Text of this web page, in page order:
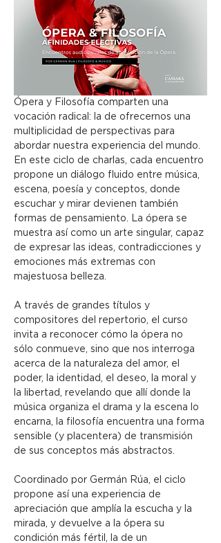
Ópera y Filosofía comparten una
vocación radical: la de ofrecernos una
multiplicidad de perspectivas para
abordar nuestra experiencia del mundo.
En este ciclo de charlas, cada encuentro
propone un diálogo fluido entre música,
escena, poesía y conceptos, donde
escuchar y mirar devienen también
formas de pensamiento. La ópera se
muestra así como un arte singular, capaz
de expresar las ideas, contradicciones y
emociones más extremas con
majestuosa belleza.
A través de grandes títulos y
compositores del repertorio, el curso
invita a reconocer cómo la ópera no
sólo conmueve, sino que nos interroga
acerca de la naturaleza del amor, el
poder, la identidad, el deseo, la moral y
la libertad, revelando que allí donde la
música organiza el drama y la escena lo
encarna, la filosofía encuentra una forma
sensible (y placentera) de transmisión
de sus conceptos más abstractos.
Coordinado por Germán Rúa, el ciclo
propone así una experiencia de
apreciación que amplía la escucha y la
mirada, y devuelve a la ópera su
condición más fértil, la de un